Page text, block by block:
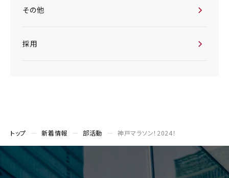
その他
採用
トップ 新着情報 部活動 神戸マラソン！2024！